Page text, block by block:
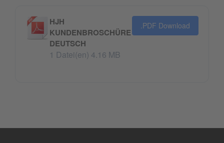
HJH
KUNDENBROSCHÜRE
DEUTSCH
1 Datei(en) 4.16 MB
.PDF Download